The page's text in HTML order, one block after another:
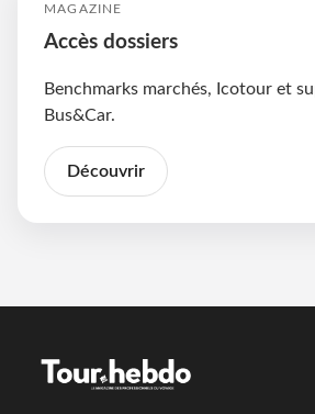
MAGAZINE
Accès dossiers
Benchmarks marchés, Icotour et
Bus&Car.
Découvrir